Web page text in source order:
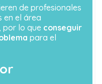
de profesionales
en el área
por lo que conseguir
para el